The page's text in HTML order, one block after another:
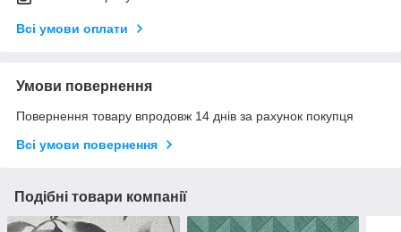
Всі умови оплати
Умови повернення
Повернення товару впродовж 14 днів за рахунок покупця
Всі умови повернення
Подібні товари компанії